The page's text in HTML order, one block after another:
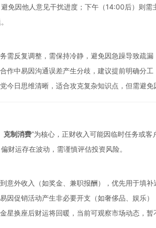
避免因他人意见干扰进度；下午（14:00后）则
务需反复调整，需保持冷静，避免因急躁导致疏漏
合作中易因沟通误差产生分歧，建议提前明确分工
党今日思维清晰，适合攻克复杂知识点，但需避免
克制消费”为核心，正财收入可能因临时任务或
财运存在波动，需谨慎评估投资风险。
到意外收入（如奖金、兼职报酬），优先用于填补
易因促销活动产生非必要开支（如奢侈品、娱乐
金星换座后财运将回暖，当前可观察市场动态，暂